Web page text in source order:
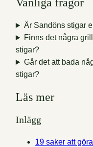
Vanliga frågor
Är Sandöns stigar
Finns det några
stigar?
Går det att bada
stigar?
Läs mer
Inlägg
19 saker att